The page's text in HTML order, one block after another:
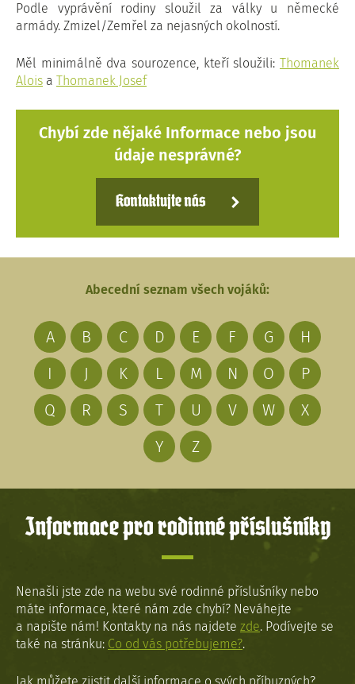
Podle vyprávění rodiny sloužil za války u německé
armády. Zmizel/Zemřel za nejasných okolností.
Měl minimálně dva sourozence, kteří sloužili: Thomanek
Alois a Thomanek Josef
Chybí zde nějaké Informace nebo jsou
údaje nesprávné?
Kontaktujte nás
Abecední seznam všech vojáků:
A B C D E F G
H
I
J K L M N O
P
Q
R S T U V W
X
Y
Z
Informace pro rodinné příslušníky
Nenašli jste zde na webu své rodinné příslušníky nebo
máte informace, které nám zde chybí? Neváhejte
a napište nám! Kontakty na nás najdete zde. Podívejte se
také na stránku: Co od vás potřebujeme?.